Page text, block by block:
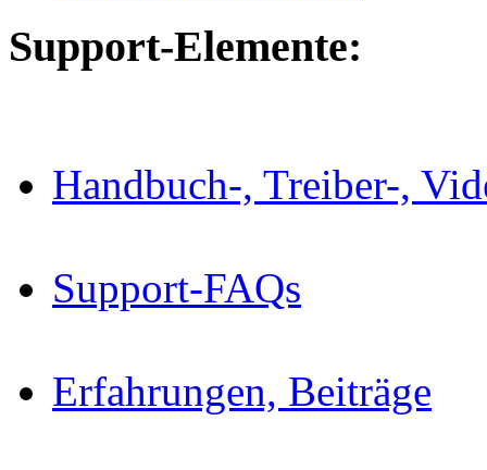
Support-Elemente:
Handbuch-, Treiber-,
Support-FAQs
Erfahrungen, Beiträge